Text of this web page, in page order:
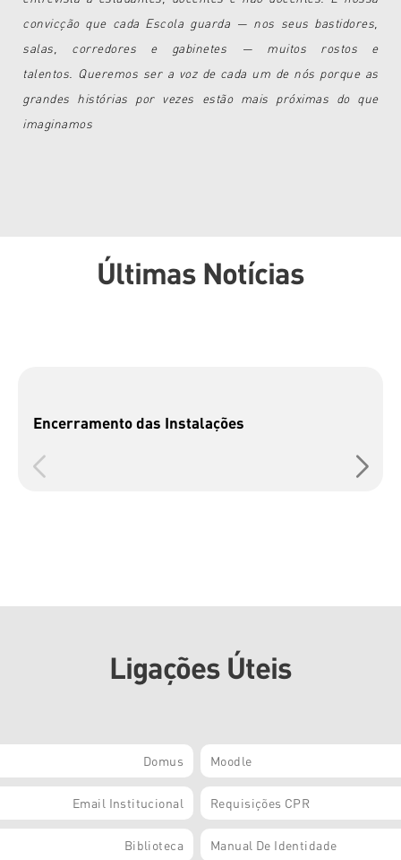
convicção que cada Escola guarda — nos seus bastidores,
salas, corredores e gabinetes — muitos rostos e
talentos. Queremos ser a voz de cada um de nós porque as
grandes histórias por vezes estão mais próximas do que
imaginamos
Últimas Notícias
Encerramento das Instalações
Ligações Úteis
Domus Moodle
Email Institucional Requisições CPR
Biblioteca Manual De Identidade